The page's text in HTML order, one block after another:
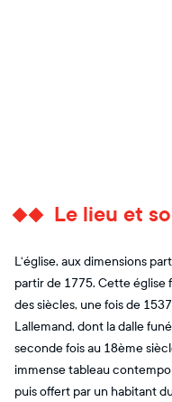
Le lieu et
L‘église, aux dimensions
partir de 1775. Cette église
des siècles, une fois de
Lallemand, dont la dalle
seconde fois au 18ème
immense tableau
puis offert par un habitant